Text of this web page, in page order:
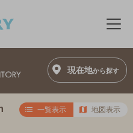
メ
現在地から探す
一覧表示 地図表示